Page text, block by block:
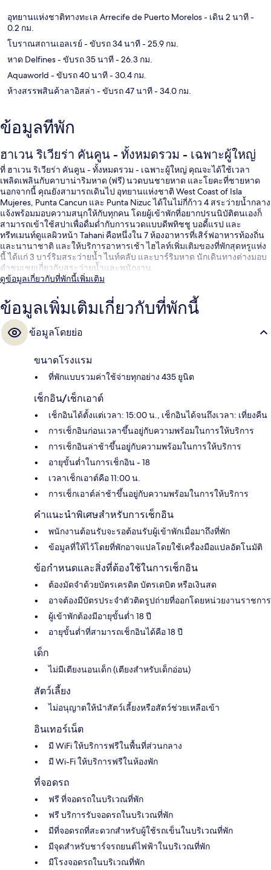
อุทยานแห่งชาติทางทะเล Arrecife de Puerto Morelos- เดิน 2 นาที-
0.2 กม.
โบราณสถานเอลเรย์ - ขับรถ 34 นาที- 25.9 กม.
หาด Delfines- ขับรถ 35 นาที- 26.3 กม.
Aquaworld - ขับรถ 40 นาที- 30.4 กม.
ห้างสรรพสินค้าลาอิสล่า - ขับรถ 47 นาที- 34.0 กม.
ข้อมูลที่พัก
ฮาเวน ริเวียร่า คันคูน - ทั้งหมดรวม - เฉพาะผู้ใหญ่
ที่ ฮาเวน ริเวียร่า คันคูน - ทั้งหมดรวม - เฉพาะผู้ใหญ่ คุณจะได้ใช้เวลา
เพลิดเพลินกับคาบาน่าริมหาด (ฟรี) นวดบนชายหาด และโยคะที่ชายหาด
นอกจากนี้ คุณยังสามารถเดินไป อุทยานแห่งชาติ West Coast of Isla
Mujeres, Punta Cancun และ Punta Nizuc ได้ในไม่กี่ก้าว 4 สระว่ายน้ำกลาง
แจ้งพร้อมมอบความสนุกให้กับทุกคน โดยผู้เข้าพักที่อยากปรนนิบัติตนเองก็
สามารถเข้าใช้สปาเพื่อดื่มด่ำกับการนวดแบบดีพทิชชู บอดี้แรป และ
ทรีทเมนท์ดูแลผิวหน้า Tahani คือหนึ่งใน 7 ห้องอาหารที่เสิร์ฟอาหารท้องถิ่น
และนานาชาติ และให้บริการอาหารเช้า ไฮไลท์เพิ่มเติมของที่พักสุดหรูแห่ง
นี้ ได้แก่ 3 บาร์ริมสระว่ายน้ำ ไนท์คลับ และบาร์ริมหาด นักเดินทางต่างมอบ
คำชมเชยเกี่ยวกับสระว่ายน้ำและพนักงาน
ดูข้อมูลเกี่ยวกับที่พักนี้เพิ่มเติม
ข้อมูลเพิ่มเติมเกี่ยวกับที่พักนี้
ข้อมูลโดยย่อ
ขนาดโรงแรม
ที่พักแบบรวมค่าใช้จ่ายทุกอย่าง 435 ยูนิต
เช็กอิน/เช็กเอาต์
เช็กอินได้ตั้งแต่เวลา: 15:00 น., เช็กอินได้จนถึงเวลา: เที่ยงคืน
การเช็กอินก่อนเวลาขึ้นอยู่กับความพร้อมในการให้บริการ
การเช็กอินล่าช้าขึ้นอยู่กับความพร้อมในการให้บริการ
อายุขั้นต่ำในการเช็กอิน - 18
เวลาเช็กเอาต์คือ 11:00 น.
การเช็กเอาต์ล่าช้าขึ้นอยู่กับความพร้อมในการให้บริการ
คำแนะนำพิเศษสำหรับการเช็กอิน
พนักงานต้อนรับจะรอต้อนรับผู้เข้าพักเมื่อมาถึงที่พัก
ข้อมูลที่ให้ไว้โดยที่พักอาจแปลโดยใช้เครื่องมือแปลอัตโนมัติ
ข้อกำหนดและสิ่งที่ต้องใช้ในการเช็กอิน
ต้องมัดจำด้วยบัตรเครดิต บัตรเดบิต หรือเงินสด
อาจต้องมีบัตรประจำตัวติดรูปถ่ายที่ออกโดยหน่วยงานราชการ
ผู้เข้าพักต้องมีอายุขั้นต่ำ 18 ปี
อายุขั้นต่ำที่สามารถเช็กอินได้คือ 18 ปี
เด็ก
ไม่มีเตียงนอนเด็ก (เตียงสำหรับเด็กอ่อน)
สัตว์เลี้ยง
ไม่อนุญาตให้นำสัตว์เลี้ยงหรือสัตว์ช่วยเหลือเข้า
อินเทอร์เน็ต
มี WiFi ให้บริการฟรีในพื้นที่ส่วนกลาง
มี Wi-Fi ให้บริการฟรีในห้องพัก
ที่จอดรถ
ฟรี ที่จอดรถในบริเวณที่พัก
ฟรี บริการรับจอดรถในบริเวณที่พัก
มีที่จอดรถที่สะดวกสำหรับผู้ใช้รถเข็นในบริเวณที่พัก
มีจุดสำหรับชาร์จรถยนต์ไฟฟ้าในบริเวณที่พัก
มีโรงจอดรถในบริเวณที่พัก